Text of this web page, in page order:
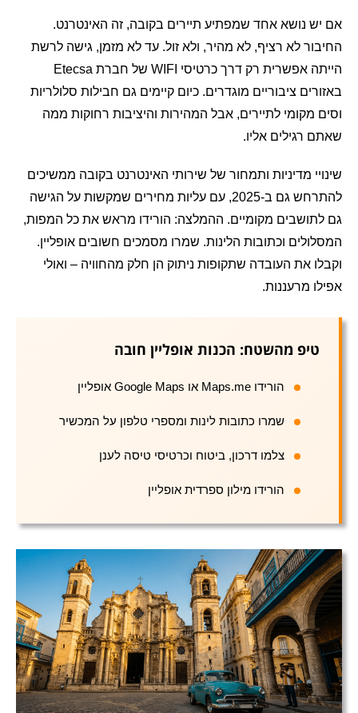
אם יש נושא אחד שמפתיע תיירים בקובה, זה האינטרנט.
החיבור לא רציף, לא מהיר, ולא זול. עד לא מזמן, גישה לרשת
הייתה אפשרית רק דרך כרטיסי WIFI של חברת Etecsa
באזורים ציבוריים מוגדרים. כיום קיימים גם חבילות סלולריות
וסים מקומי לתיירים, אבל המהירות והיציבות רחוקות ממה
שאתם רגילים אליו.
שינויי מדיניות ותמחור של שירותי האינטרנט בקובה ממשיכים
להתרחש גם ב-2025, עם עליות מחירים שמקשות על הגישה
גם לתושבים מקומיים. ההמלצה: הורידו מראש את כל המפות,
המסלולים וכתובות הלינות. שמרו מסמכים חשובים אופליין.
וקבלו את העובדה שתקופות ניתוק הן חלק מהחוויה – ואולי
אפילו מרעננות.
טיפ מהשטח: הכנות אופליין חובה
הורידו Maps.me או Google Maps אופליין
שמרו כתובות לינות ומספרי טלפון על המכשיר
צלמו דרכון, ביטוח וכרטיסי טיסה לענן
הורידו מילון ספרדית אופליין